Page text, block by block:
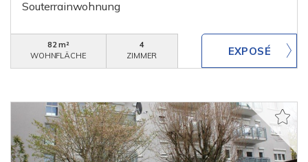
Souterrainwohnung
82 m²
WOHNFLÄCHE
4
ZIMMER